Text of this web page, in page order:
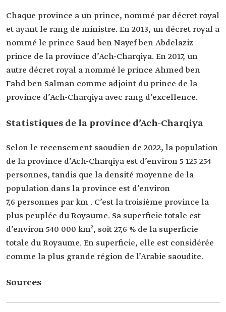
Chaque province a un prince, nommé par décret royal
et ayant le rang de ministre. En 2013, un décret royal a
nommé le prince Saud ben Nayef ben Abdelaziz
prince de la province d’Ach-Charqiya. En 2017, un
autre décret royal a nommé le prince Ahmed ben
Fahd ben Salman comme adjoint du prince de la
province d’Ach-Charqiya avec rang d’excellence.
Statistiques de la province d’Ach-Charqiya
Selon le recensement saoudien de 2022, la population
de la province d’Ach-Charqiya est d’environ 5 125 254
personnes, tandis que la densité moyenne de la
population dans la province est d’environ
7,6 personnes par km . C’est la troisième province la
plus peuplée du Royaume. Sa superficie totale est
d’environ 540 000 km², soit 27,6 % de la superficie
totale du Royaume. En superficie, elle est considérée
comme la plus grande région de l’Arabie saoudite.
Sources